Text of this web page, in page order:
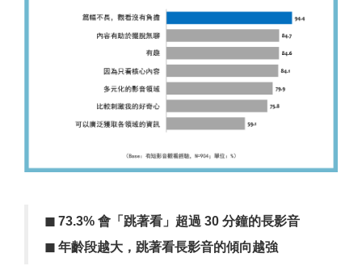
◼︎ 73.3% 會「 跳著看 」超過 30 分鐘的長影音
◼︎ 年齡段越大， 跳著看長影音的傾向越強